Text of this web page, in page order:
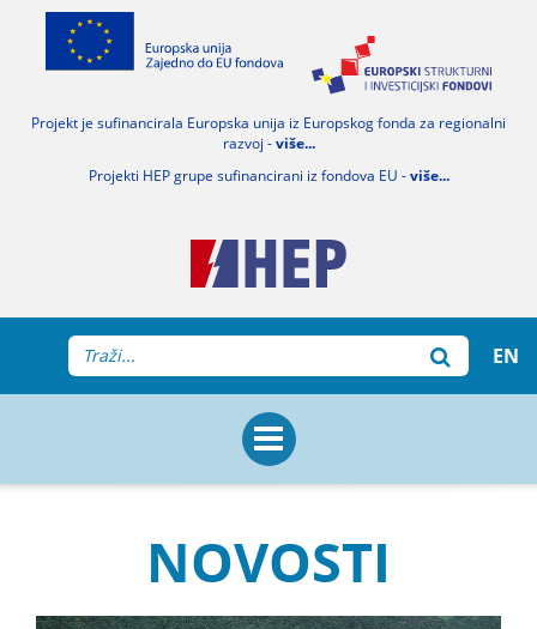
Projekt je sufinancirala Europska unija iz Europskog fonda za regionalni
razvoj -više...
Projekti HEP grupe sufinancirani iz fondova EU -više...
EN
NOVOSTI